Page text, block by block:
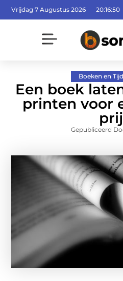
Vrijdag 7 Augustus 2026 20:16:51
Boeken en
Een boek
printen voor
Gepubliceerd